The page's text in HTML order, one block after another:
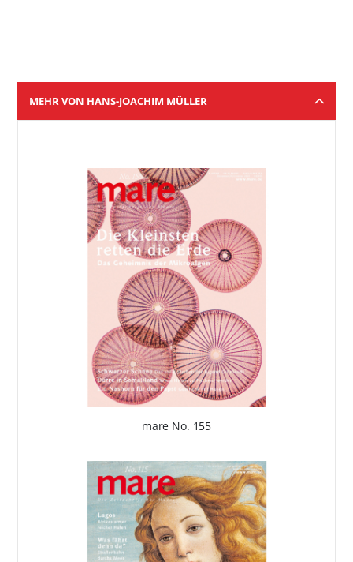
MEHR VON HANS-JOACHIM MÜLLER
mare No. 155